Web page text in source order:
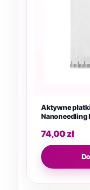
Aktywne
Nanoneedling
74,00 zł